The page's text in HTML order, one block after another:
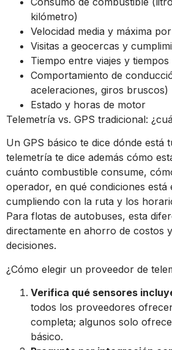
kilómetro)
Velocidad media y máxima
Visitas a geocercas y
Tiempo entre viajes y
Comportamiento de
aceleraciones, giros bruscos)
Estado y horas de motor
Telemetría vs. GPS tradicional:
Un GPS básico te dice dónde está
telemetría te dice además cómo
cuánto combustible consume,
operador, en qué condiciones está
cumpliendo con la ruta y los
Para flotas de autobuses, esta
directamente en ahorro de costos
decisiones.
¿Cómo elegir un proveedor de
Verifica qué sensores
todos los proveedores
completa; algunos solo
básico.